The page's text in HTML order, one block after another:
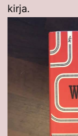
kirja.